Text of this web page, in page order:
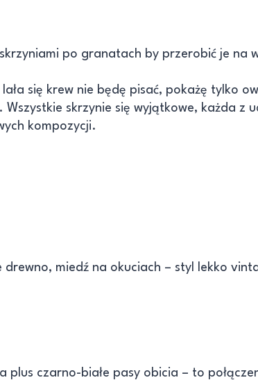
po granatach by przerobić je na
się krew nie będę pisać, pokażę tylko
skrzynie się wyjątkowe, każda z
kompozycji.
drewno, miedź na okuciach – styl lekko
plus czarno-białe pasy obicia – to